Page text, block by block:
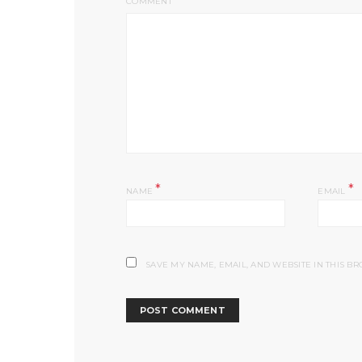
NAME * EMAIL *
SAVE MY NAME, EMAIL, AND WEBSITE IN THIS